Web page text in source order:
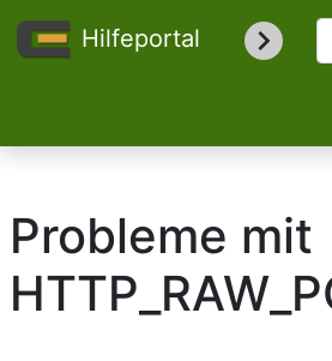
Hilfeportal
Probleme mit